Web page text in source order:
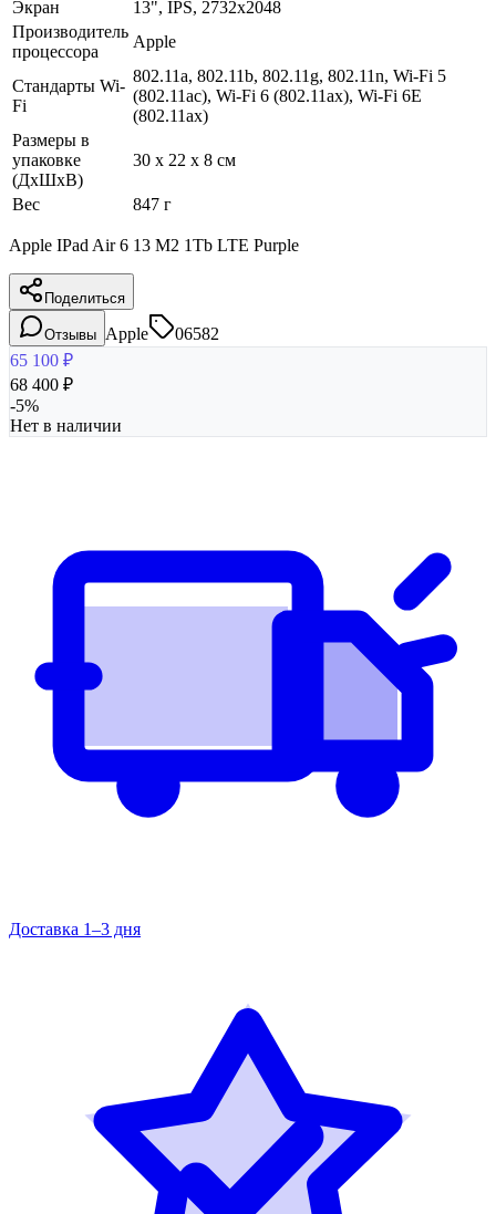
Экран
13", IPS, 2732x2048
Производитель
процессора
Apple
Стандарты Wi-
Fi
802.11a, 802.11b, 802.11g, 802.11n, Wi-Fi 5
(802.11ac), Wi-Fi 6 (802.11ax), Wi-Fi 6E
(802.11ax)
Размеры в
упаковке
(ДхШхВ)
30 x 22 x 8 см
Вес 847 г
Apple IPad Air 6 13 M2 1Tb LTE Purple
Поделиться
Отзывы Apple
06582
65 100 ₽
68 400 ₽
-5%
Нет в наличии
Доставка 1–3 дня